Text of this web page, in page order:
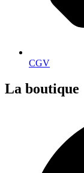
CGV
La boutique